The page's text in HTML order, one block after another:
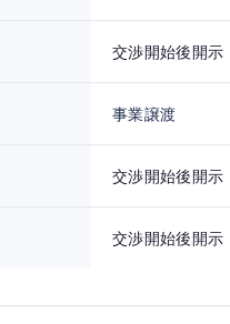
交渉開始後開示
事業譲渡
交渉開始後開示
交渉開始後開示